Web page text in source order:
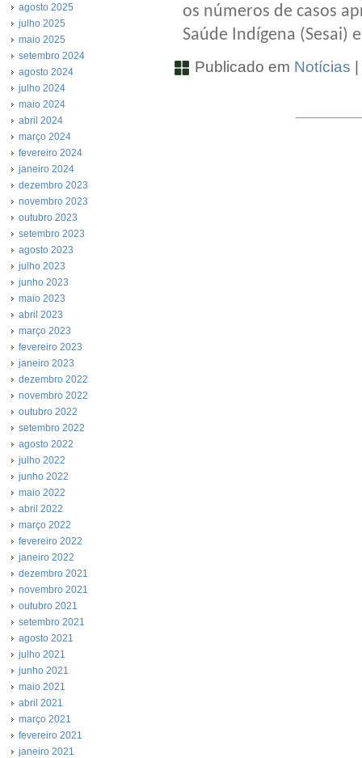
agosto 2025
julho 2025
maio 2025
setembro 2024
agosto 2024
julho 2024
maio 2024
abril 2024
março 2024
fevereiro 2024
janeiro 2024
dezembro 2023
novembro 2023
outubro 2023
setembro 2023
agosto 2023
julho 2023
junho 2023
maio 2023
abril 2023
março 2023
fevereiro 2023
janeiro 2023
dezembro 2022
novembro 2022
outubro 2022
setembro 2022
agosto 2022
julho 2022
junho 2022
maio 2022
abril 2022
março 2022
fevereiro 2022
janeiro 2022
dezembro 2021
novembro 2021
outubro 2021
setembro 2021
agosto 2021
julho 2021
junho 2021
maio 2021
abril 2021
março 2021
fevereiro 2021
janeiro 2021
os números de casos
Saúde Indígena (Sesai)
Publicado em Notícias